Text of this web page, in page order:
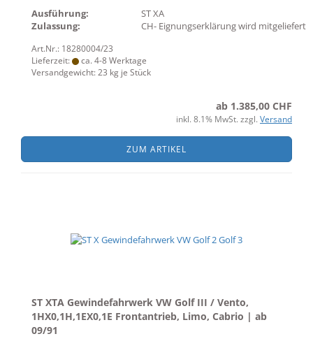
Ausführung:
ST XA
Zulassung:
CH- Eignungserklärung wird mitgeliefert
Art.Nr.: 18280004/23
Lieferzeit:
ca. 4-8 Werktage
Versandgewicht:23 kg je Stück
ab 1.385,00 CHF
inkl. 8.1% MwSt. zzgl. Versand
ZUM ARTIKEL
ST XTA Gewindefahrwerk VW Golf III / Vento,
1HX0,1H,1EX0,1E Frontantrieb, Limo, Cabrio | ab
09/91